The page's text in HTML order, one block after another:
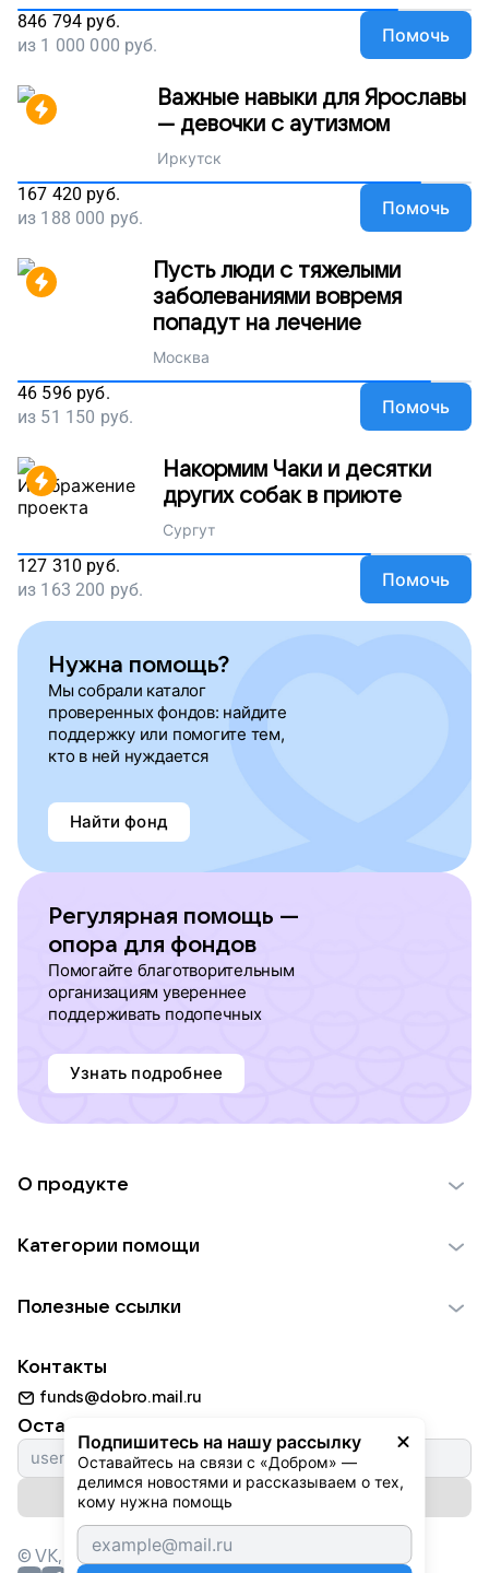
846 794 руб.
из 1 000 000 руб. Помочь
Важные навыки для Ярославы
— девочки с аутизмом
Иркутск
167 420 руб.
из 188 000 руб. Помочь
Пусть люди с тяжелыми
заболеваниями вовремя
попадут на лечение
Москва
46 596 руб.
из 51 150 руб. Помочь
Накормим Чаки и десятки
других собак в приюте
Сургут
127 310 руб.
из 163 200 руб. Помочь
Нужна помощь?
Мы собрали каталог
проверенных фондов: найдите
поддержку или помогите тем,
кто в ней нуждается
Найти фонд
Регулярная помощь —
опора для фондов
Помогайте благотворительным
организациям увереннее
поддерживать подопечных
Узнать подробнее
Подпишитесь на нашу рассылку
Оставайтесь на связи с «Добром» —
делимся новостями и рассказываем о тех,
кому нужна помощь
О продукте
Использование материалов
Для НКО
Партнерам
Категории помощи
Пожилым
Животным
Природе
Культуре
Фондам
Полезные ссылки
Добрый день
Истории
Автоплатежи
Контакты
funds@dobro.mail.ru
Оставайтесь с нами
Подписаться на рассылку
© VK, 2026г. Все права защищены.